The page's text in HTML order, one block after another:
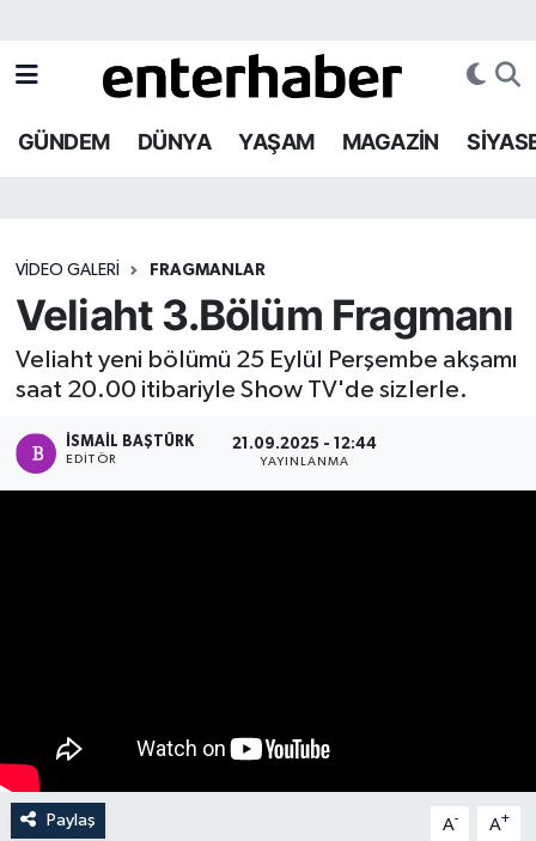
GÜNDEM DÜNYA YAŞAM MAGAZİN
VIDEO GALERI FRAGMANLAR
Veliaht 3.Bölüm Fragmanı
Veliaht yeni bölümü 25 Eylül Perşembe akşamı
saat 20.00 itibariyle Show TV'de sizlerle.
İSMAIL BAŞTÜRK
EDITÖR
21.09.2025 - 12:44
YAYINLANMA
Paylaş A- A+
GÜNDEM
DÜNYA
MAGAZİN
SİYASET
EĞİTİM
TEKNOLOJİ
Gizlilik Sözleşmesi
İletişim
DÖVİZ KURLARI
KRİPTO PARA DURUMU
EMTİA FİYATLARI
FRAGMANLAR
ALTIN FİYATLARI
DÖVİZ KURLARI
EMTİA FİYATLARI
Nöbetçi Eczaneler
Hava Durumu
Trafik Durumu
Süper Lig Puan Durumu ve Fikstür
Tüm Manşetler
Son Dakika Haberleri